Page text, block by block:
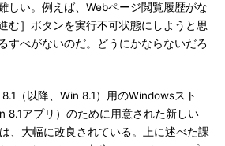
しい。例えば、Webページ閲覧履歴がな
む］ボタンを実行不可状態にしようと思
すべがないのだ。どうにかならないだろ
（以降、Win 8.1）用のWindowsスト
8.1アプリ）のために用意された新しい
、大幅に改良されている。上に述べた課